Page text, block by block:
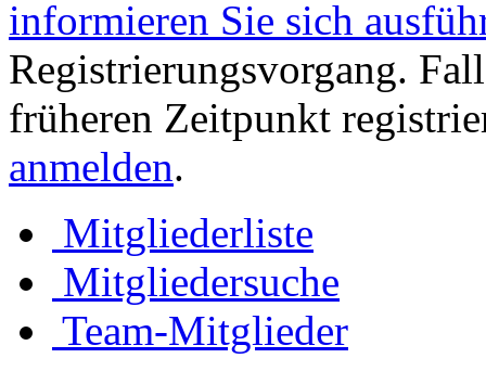
informieren Sie sich
Registrierungsvorgang.
früheren Zeitpunkt
anmelden.
Mitgliederliste
Mitgliedersuche
Team-Mitglieder